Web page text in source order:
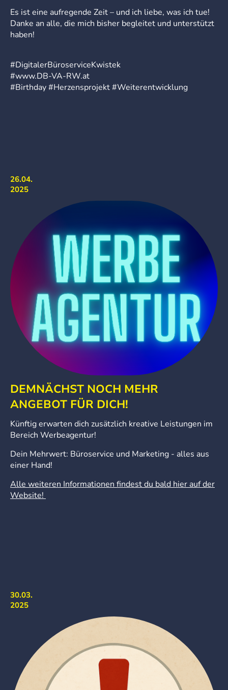
Es ist eine aufregende Zeit – und ich liebe, was ich tue!
Danke an alle, die mich bisher begleitet und unterstützt
haben!
#DigitalerBüroserviceKwistek
#www.DB-VA-RW.at
#Birthday #Herzensprojekt #Weiterentwicklung
26.04.
2025
DEMNÄCHST NOCH MEHR
ANGEBOT FÜR DICH!
Künftig erwarten dich zusätzlich kreative Leistungen im
Bereich Werbeagentur!
Dein Mehrwert: Büroservice und Marketing - alles aus
einer Hand!
Alle weiteren Informationen findest du bald hier auf der
Website!
30.03.
2025